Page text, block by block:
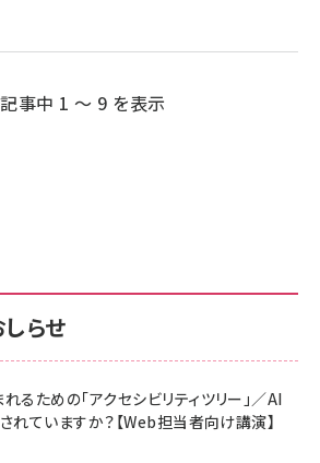
事中 1 ～ 9 を表示
らせ
るための「アクセシビリティツリー」／AI
れていますか？【Web担当者向け講演】